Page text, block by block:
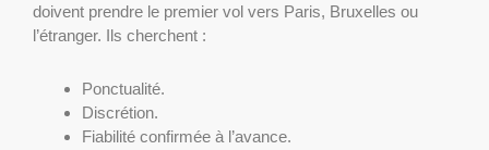
doivent prendre le premier vol vers Paris, Bruxelles ou
l’étranger. Ils cherchent :
Ponctualité.
Discrétion.
Fiabilité confirmée à l’avance.